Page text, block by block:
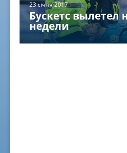
23 січня 2017
Бускетс вылетел
недели